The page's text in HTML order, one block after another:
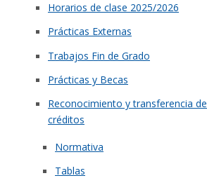
Horarios de clase 2025/2026
Prácticas Externas
Trabajos Fin de Grado
Prácticas y Becas
Reconocimiento y transferencia de
créditos
Normativa
Tablas